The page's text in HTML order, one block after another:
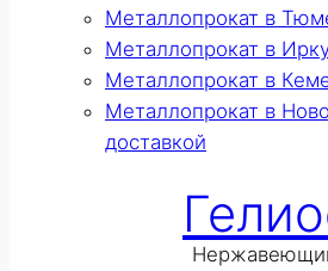
Металлопрокат в
Металлопрокат в
Металлопрокат в
Металлопрокат в
доставкой